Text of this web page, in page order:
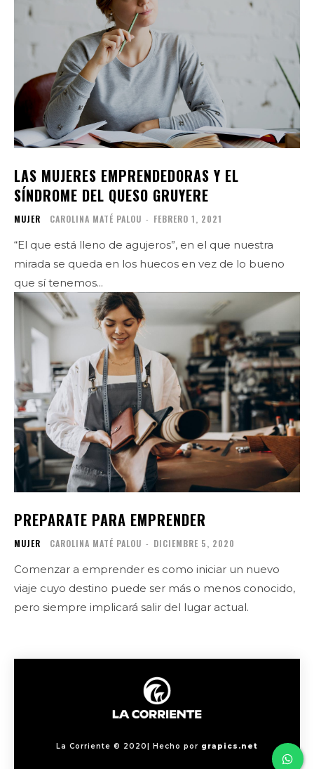
LAS MUJERES EMPRENDEDORAS Y EL
SÍNDROME DEL QUESO GRUYERE
MUJER CAROLINA MATÉ PALOU - FEBRERO 1, 2021
“El que está lleno de agujeros”, en el que nuestra
mirada se queda en los huecos en vez de lo bueno
que sí tenemos...
PREPARATE PARA EMPRENDER
MUJER CAROLINA MATÉ PALOU - DICIEMBRE 5, 2020
Comenzar a emprender es como iniciar un nuevo
viaje cuyo destino puede ser más o menos conocido,
pero siempre implicará salir del lugar actual.
La Corriente © 2020| Hecho por grapics.net